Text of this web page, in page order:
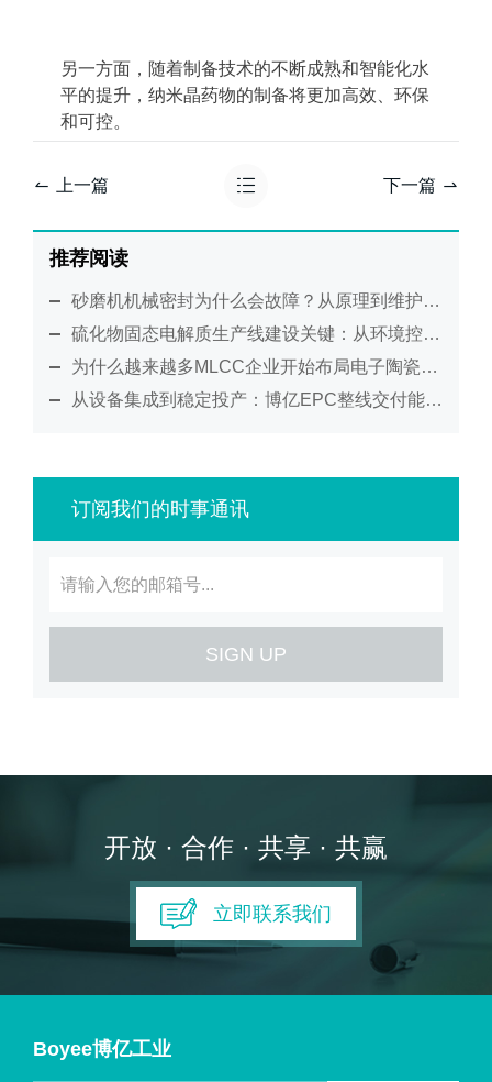
另一方面，随着制备技术的不断成熟和智能化水
平的提升，纳米晶药物的制备将更加高效、环保
和可控。
上一篇 下一篇
推荐阅读
砂磨机机械密封为什么会故障？从原理到维护全面解析
硫化物固态电解质生产线建设关键：从环境控制到工艺集成的系统化解决方案
为什么越来越多MLCC企业开始布局电子陶瓷整线自动化？
从设备集成到稳定投产：博亿EPC整线交付能力与项目管理优势
订阅我们的时事通讯
SIGN UP
开放 · 合作 · 共享 · 共赢
立即联系我们
Boyee博亿工业